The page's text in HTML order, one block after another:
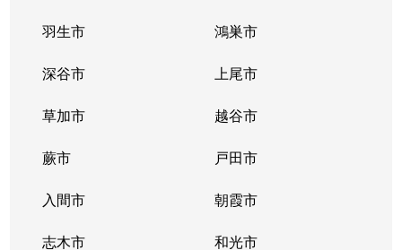
羽生市 鴻巣市
深谷市 上尾市
草加市 越谷市
蕨市 戸田市
入間市 朝霞市
志木市 和光市